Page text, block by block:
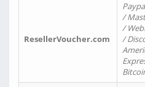
ResellerVoucher.com
/
/
/